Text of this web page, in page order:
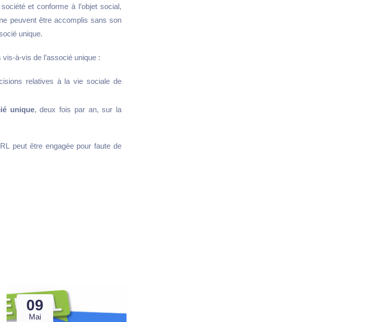
et conforme à l’objet social,
peuvent être accomplis sans son
unique.
à-vis de l’associé unique :
relatives à la vie sociale de
unique, deux fois par an, sur la
peut être engagée pour faute de
09
Mai
Je crée ma SAS en formule
Premium 😎